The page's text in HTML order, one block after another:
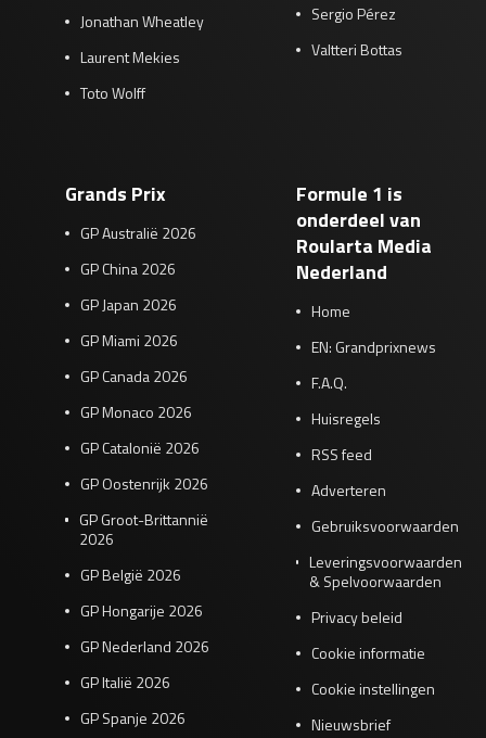
Jonathan Wheatley
Laurent Mekies
Toto Wolff
Sergio Pérez
Valtteri Bottas
Grands Prix
GP Australië 2026
GP China 2026
GP Japan 2026
GP Miami 2026
GP Canada 2026
GP Monaco 2026
GP Catalonië 2026
GP Oostenrijk 2026
GP Groot-Brittannië
2026
GP België 2026
GP Hongarije 2026
GP Nederland 2026
GP Italië 2026
GP Spanje 2026
Formule 1 is
onderdeel van
Roularta Media
Nederland
Home
EN: Grandprixnews
F.A.Q.
Huisregels
RSS feed
Adverteren
Gebruiksvoorwaarden
Leveringsvoorwaarden
& Spelvoorwaarden
Privacy beleid
Cookie informatie
Cookie instellingen
Nieuwsbrief